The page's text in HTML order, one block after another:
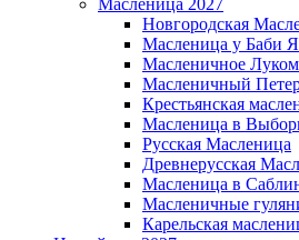
Масленица 2027
Новгородская
Масленица у Баби
Масленичное
Масленичный
Крестьянская
Масленица в
Русская Масленица
Древнерусская
Масленица в
Масленичные
Карельская